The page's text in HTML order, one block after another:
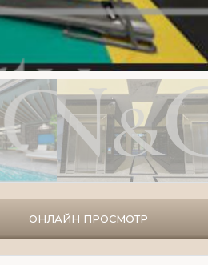
ОНЛАЙН ПРОСМОТР
Гани
Генеральный
+90 537 399